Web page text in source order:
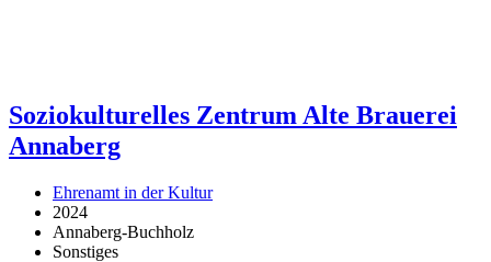
Soziokulturelles Zentrum Alte Brauerei
Annaberg
Ehrenamt in der Kultur
2024
Annaberg-Buchholz
Sonstiges